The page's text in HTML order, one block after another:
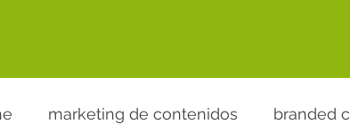
marketing de contenidos branded